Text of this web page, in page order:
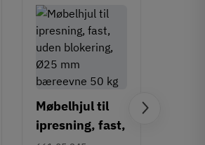
Møbelhjul til
ipresning, fast,